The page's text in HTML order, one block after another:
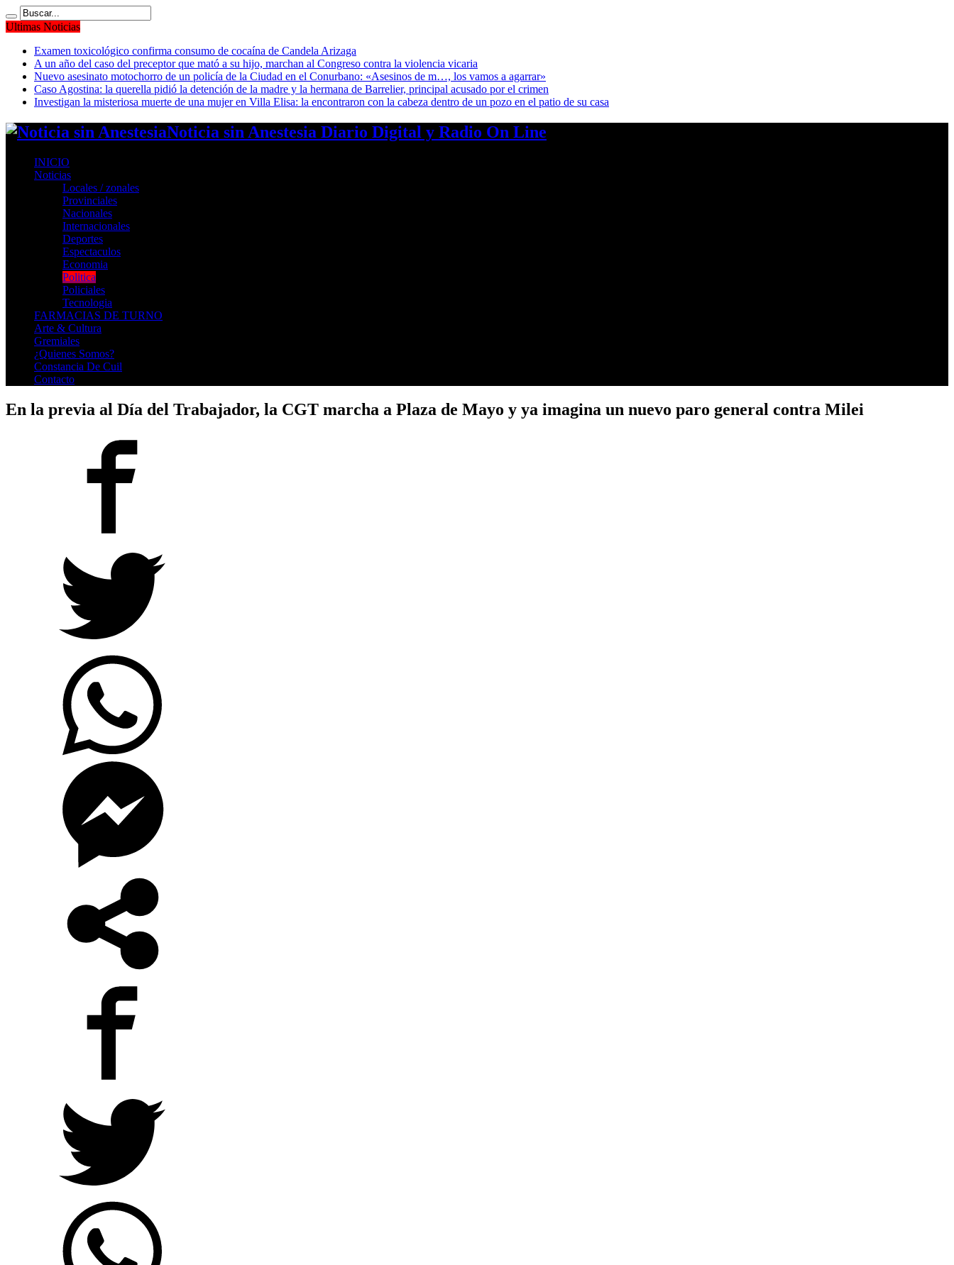
Ultimas Noticias
Examen toxicológico confirma consumo de cocaína de Candela Arizaga
A un año del caso del preceptor que mató a su hijo, marchan al Congreso contra la violencia vicaria
Nuevo asesinato motochorro de un policía de la Ciudad en el Conurbano: «Asesinos de m…, los vamos a agarrar»
Caso Agostina: la querella pidió la detención de la madre y la hermana de Barrelier, principal acusado por el crimen
Investigan la misteriosa muerte de una mujer en Villa Elisa: la encontraron con la cabeza dentro de un pozo en el patio de su casa
Noticia sin Anestesia Diario Digital y Radio On Line
INICIO
Noticias
Locales / zonales
Provinciales
Nacionales
Internacionales
Deportes
Espectaculos
Economia
Politica
Policiales
Tecnologia
FARMACIAS DE TURNO
Arte & Cultura
Gremiales
¿Quienes Somos?
Constancia De Cuil
Contacto
En la previa al Día del Trabajador, la CGT marcha a Plaza de Mayo y ya imagina un nuevo paro general contra Milei